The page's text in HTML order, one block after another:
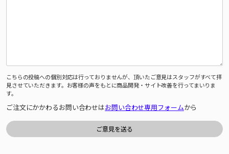
こちらの投稿への個別対応は行っておりませんが、頂いたご意見はスタッフがすべて拝
見させていただきます。お客様の声をもとに商品開発・サイト改善を行ってまいりま
す。
ご注文にかかわるお問い合わせはお問い合わせ専用フォームから